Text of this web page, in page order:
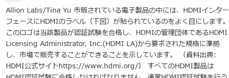
Allion Labs/Tina Yu 市販されている電子製品の中には、HDMIインター
フェースにHDMIのラベル（下図）が貼られているのをよく目にします。
このロゴは当該製品が認証試験を合格し、HDMIの管理団体であるHDMI
Licensing Administrator, Inc.(HDMI LA)から要求された規格に準拠
し、市場で販売することができることを示しています。 （資料出典:
HDMI公式サイトhttps://www.hdmi.org/） すべてのHDMI製品は